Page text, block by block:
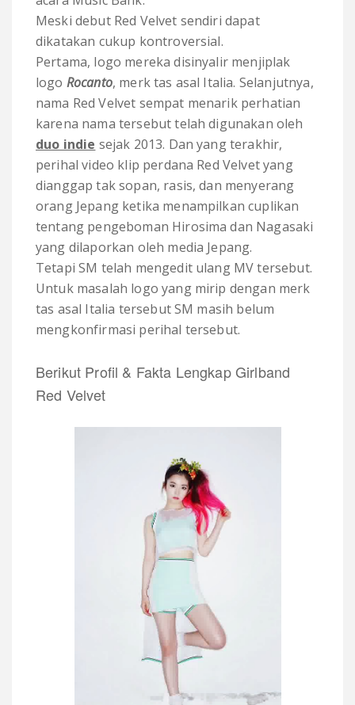
Meski debut Red Velvet sendiri dapat
dikatakan cukup kontroversial.
Pertama, logo mereka disinyalir menjiplak
logo Rocanto, merk tas asal Italia. Selanjutnya,
nama Red Velvet sempat menarik perhatian
karena nama tersebut telah digunakan oleh
duo indie sejak 2013. Dan yang terakhir,
perihal video klip perdana Red Velvet yang
dianggap tak sopan, rasis, dan menyerang
orang Jepang ketika menampilkan cuplikan
tentang pengeboman Hirosima dan Nagasaki
yang dilaporkan oleh media Jepang.
Tetapi SM telah mengedit ulang MV tersebut.
Untuk masalah logo yang mirip dengan merk
tas asal Italia tersebut SM masih belum
mengkonfirmasi perihal tersebut.
Berikut Profil & Fakta Lengkap Girlband
Red Velvet